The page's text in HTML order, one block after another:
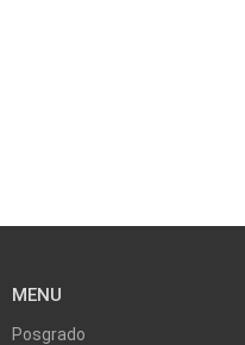
MENU
Posgrado